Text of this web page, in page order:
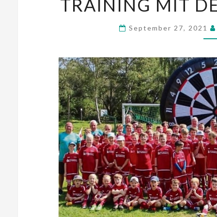
TRAINING MIT
September 27, 2021